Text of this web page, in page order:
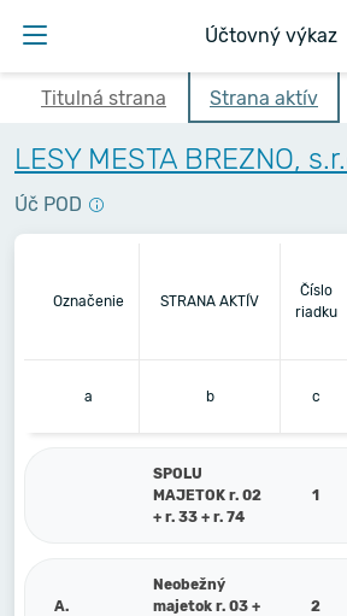
Účtovný výkaz
Titulná strana Strana aktív
LESY MESTA BREZNO,
Úč POD
Označenie STRANA AKTÍV
Číslo
riadku
a b c
SPOLU
MAJETOK r. 02
+ r. 33 + r. 74
1
A.
Neobežný
majetok r. 03 +
2